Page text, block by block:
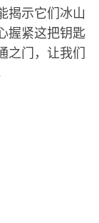
揭示它们冰山
握紧这把钥匙
之门，让我们